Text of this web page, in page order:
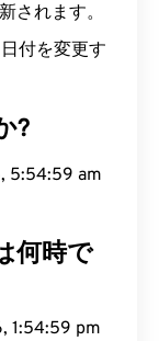
されます。
付を変更す
?
5:55:00 am
何時で
1:55:00 pm